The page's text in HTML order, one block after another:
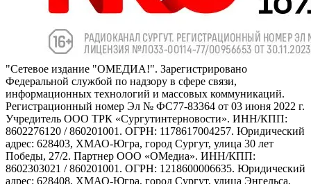
"Сетевое издание "ОМЕДИА!". Зарегистрировано
Федеральной службой по надзору в сфере связи,
информационных технологий и массовых коммуникаций.
Регистрационный номер Эл № ФС77-83364 от 03 июня 2022 г.
Учредитель ООО ТРК «Сургутинтерновости». ИНН/КПП:
8602276120 / 860201001. ОГРН: 1178617004257. Юридический
адрес: 628403, ХМАО-Югра, город Сургут, улица 30 лет
Победы, 27/2. Партнер ООО «ОМедиа». ИНН/КПП:
8602303021 / 860201001. ОГРН: 1218600006635. Юридический
адрес: 628408, ХМАО-Югра, город Сургут, улица Энгельса,